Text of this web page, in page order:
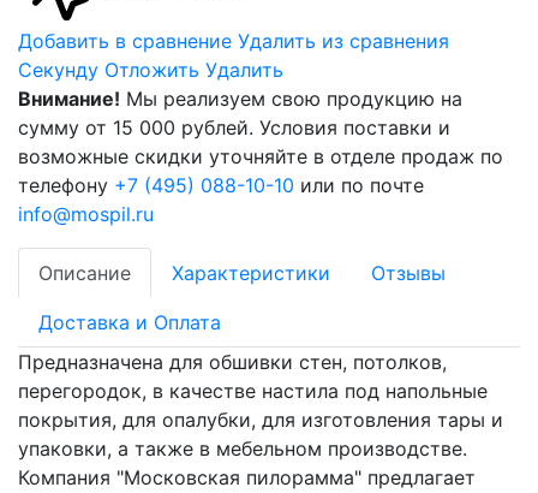
Добавить в сравнение Удалить из сравнения
Cекунду Отложить Удалить
Внимание! Мы реализуем свою продукцию на
сумму от 15 000 рублей. Условия поставки и
возможные скидки уточняйте в отделе продаж по
телефону +7 (495) 088-10-10 или по почте
info@mospil.ru
Описание Характеристики Отзывы
Доставка и Оплата
Предназначена для обшивки стен, потолков,
перегородок, в качестве настила под напольные
покрытия, для опалубки, для изготовления тары и
упаковки, а также в мебельном производстве.
Компания "Московская пилорамма" предлагает